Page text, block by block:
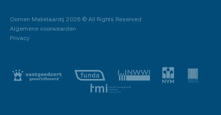
Oomen Makelaardij 2026 © All Rights Reserved
Algemene voorwaarden
Privacy